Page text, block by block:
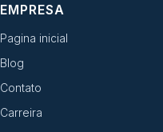
EMPRESA
Pagina inicial
Blog
Contato
Carreira